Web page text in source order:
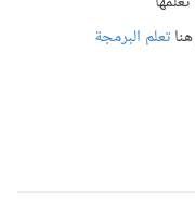
تعلم البرمجة